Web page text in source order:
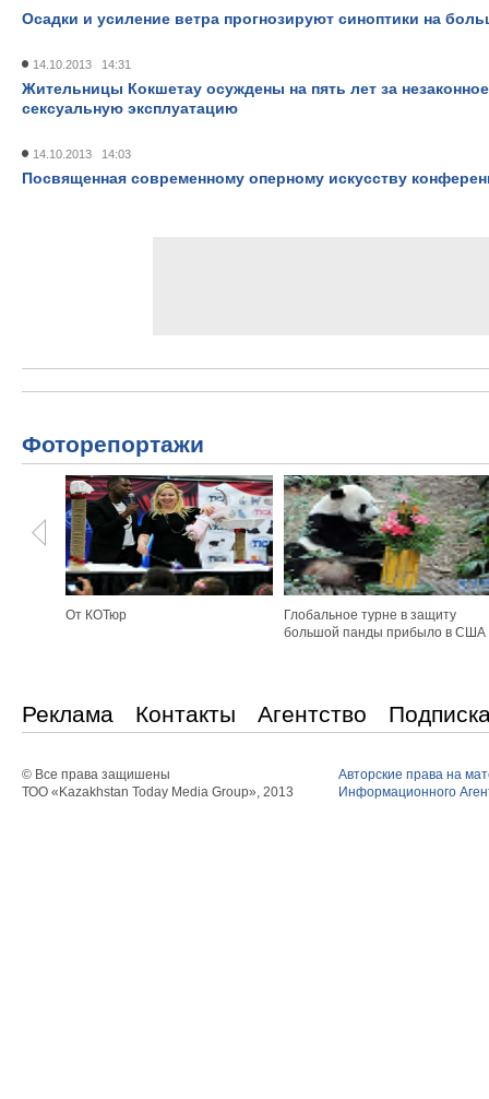
Осадки и усиление ветра прогнозируют синоптики на
14.10.2013 14:31
Жительницы Кокшетау осуждены на пять лет за
сексуальную эксплуатацию
14.10.2013 14:03
Посвященная современному оперному искусству
Фоторепортажи
От КОТюр
Глобальное турне в защиту
большой панды прибыло в США
Реклама Контакты Агентство
© Все права защишены
ТОО «Kazakhstan Today Media Group», 2013
Авторские права на
Информационного